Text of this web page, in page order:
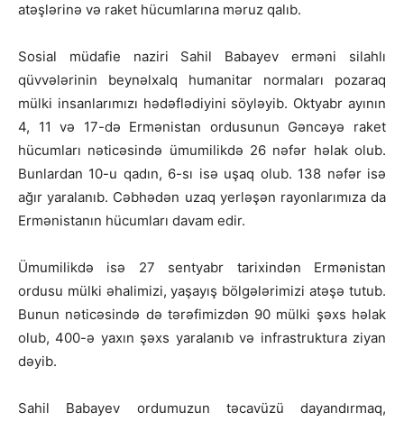
atəşlərinə və raket hücumlarına məruz qalıb.
Sosial müdafie naziri Sahil Babayev erməni silahlı
qüvvələrinin beynəlxalq humanitar normaları pozaraq
mülki insanlarımızı hədəflədiyini söyləyib. Oktyabr ayının
4, 11 və 17-də Ermənistan ordusunun Gəncəyə raket
hücumları nəticəsində ümumilikdə 26 nəfər həlak olub.
Bunlardan 10-u qadın, 6-sı isə uşaq olub. 138 nəfər isə
ağır yaralanıb. Cəbhədən uzaq yerləşən rayonlarımıza da
Ermənistanın hücumları davam edir.
Ümumilikdə isə 27 sentyabr tarixindən Ermənistan
ordusu mülki əhalimizi, yaşayış bölgələrimizi atəşə tutub.
Bunun nəticəsində də tərəfimizdən 90 mülki şəxs həlak
olub, 400-ə yaxın şəxs yaralanıb və infrastruktura ziyan
dəyib.
Sahil Babayev ordumuzun təcavüzü dayandırmaq,